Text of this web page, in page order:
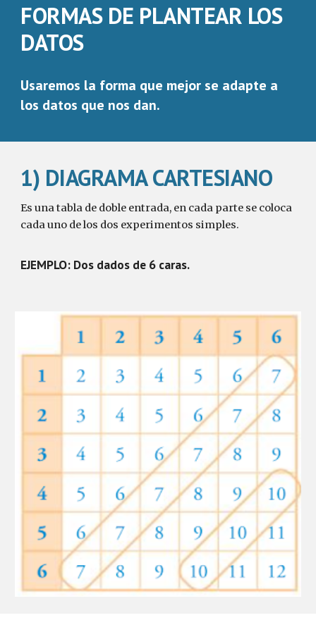
FORMAS DE PLANTEAR LOS
DATOS
Usaremos la forma que mejor se adapte a
los datos que nos dan.
1) DIAGRAMA CARTESIANO
Es una tabla de doble entrada, en cada parte se coloca
cada uno de los dos experimentos simples.
EJEMPLO: Dos dados de 6 caras.